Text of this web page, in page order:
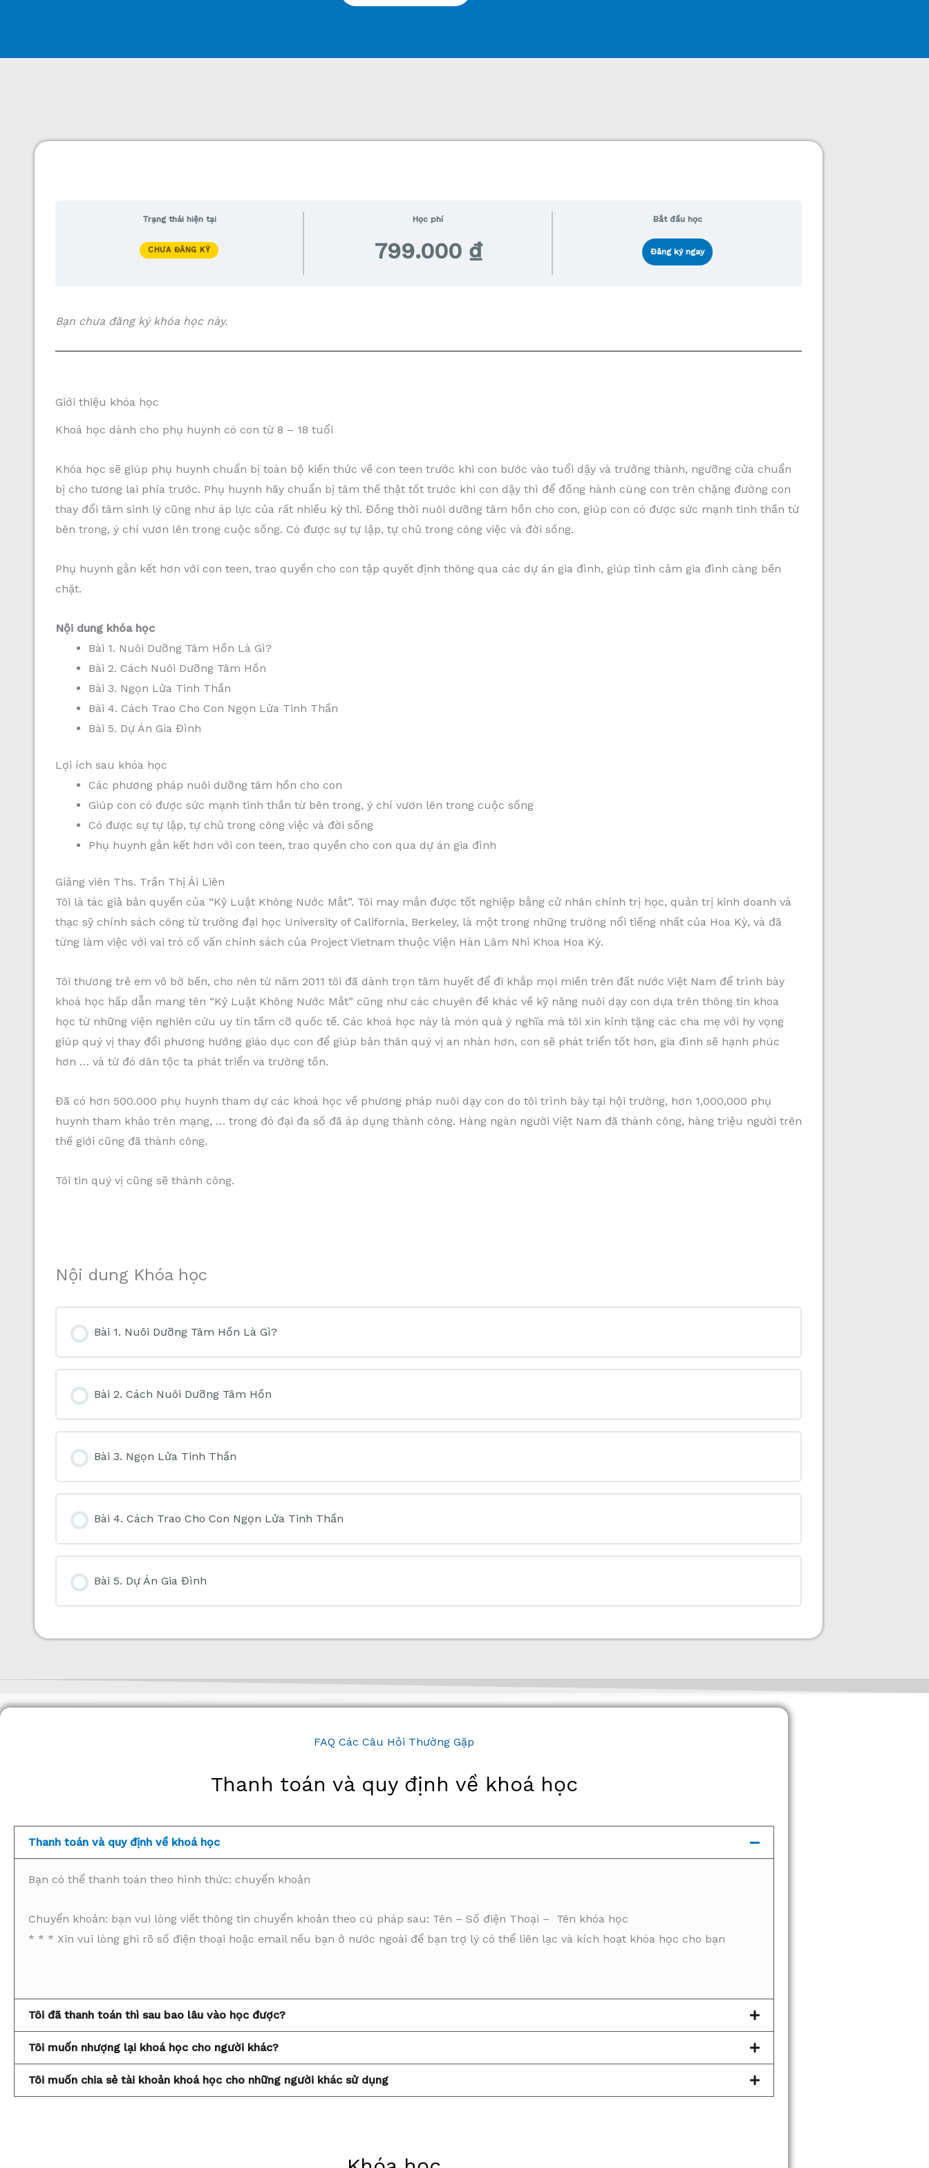
Trạng thái hiện tại
CHƯA ĐĂNG KÝ
Học phí
799.000 ₫
Bắt đầu học
Đăng ký ngay
Bạn chưa đăng ký khóa học này.
Giới thiệu khóa học
Khoá học dành cho phụ huynh có con từ 8 – 18 tuổi
Khóa học sẽ giúp phụ huynh chuẩn bị toàn bộ kiến thức về con teen trước khi con bước vào tuổi dậy và trưởng thành, ngưỡng cửa chuẩn
bị cho tương lai phía trước. Phụ huynh hãy chuẩn bị tâm thế thật tốt trước khi con dậy thì để đồng hành cùng con trên chặng đường con
thay đổi tâm sinh lý cũng như áp lực của rất nhiều kỳ thi. Đồng thời nuôi dưỡng tâm hồn cho con, giúp con có được sức mạnh tinh thần từ
bên trong, ý chí vươn lên trong cuộc sống. Có được sự tự lập, tự chủ trong công việc và đời sống.
Phụ huynh gắn kết hơn với con teen, trao quyền cho con tập quyết định thông qua các dự án gia đình, giúp tình cảm gia đình càng bền
chặt.
Nội dung khóa học
Bài 1. Nuôi Dưỡng Tâm Hồn Là Gì?
Bài 2. Cách Nuôi Dưỡng Tâm Hồn
Bài 3. Ngọn Lửa Tinh Thần
Bài 4. Cách Trao Cho Con Ngọn Lửa Tinh Thần
Bài 5. Dự Án Gia Đình
Lợi ích sau khóa học
Các phương pháp nuôi dưỡng tâm hồn cho con
Giúp con có được sức mạnh tinh thần từ bên trong, ý chí vươn lên trong cuộc sống
Có được sự tự lập, tự chủ trong công việc và đời sống
Phụ huynh gắn kết hơn với con teen, trao quyền cho con qua dự án gia đình
Giảng viên Ths. Trần Thị Ái Liên
Tôi là tác giả bản quyền của “Kỷ Luật Không Nước Mắt”. Tôi may mắn được tốt nghiệp bằng cử nhân chính trị học, quản trị kinh doanh và
thạc sỹ chính sách công từ trường đại học University of California, Berkeley, là một trong những trường nổi tiếng nhất của Hoa Kỳ, và đã
từng làm việc với vai trò cố vấn chính sách của Project Vietnam thuộc Viện Hàn Lâm Nhi Khoa Hoa Kỳ.
Tôi thương trẻ em vô bờ bến, cho nên từ năm 2011 tôi đã dành trọn tâm huyết để đi khắp mọi miền trên đất nước Việt Nam để trình bày
khoá học hấp dẫn mang tên “Kỷ Luật Không Nước Mắt” cũng như các chuyên đề khác về kỹ năng nuôi dạy con dựa trên thông tin khoa
học từ những viện nghiên cứu uy tín tầm cỡ quốc tế. Các khoá học này là món quà ý nghĩa mà tôi xin kính tặng các cha mẹ với hy vọng
giúp quý vị thay đổi phương hướng giáo dục con để giúp bản thân quý vị an nhàn hơn, con sẽ phát triển tốt hơn, gia đình sẽ hạnh phúc
hơn … và từ đó dân tộc ta phát triển va trường tồn.
Đã có hơn 500.000 phụ huynh tham dự các khoá học về phương pháp nuôi dạy con do tôi trình bày tại hội trường, hơn 1,000,000 phụ
huynh tham khảo trên mạng, … trong đó đại đa số đã áp dụng thành công. Hàng ngàn người Việt Nam đã thành công, hàng triệu người trên
thế giới cũng đã thành công.
Tôi tin quý vị cũng sẽ thành công.
Nội dung Khóa học
Bài 1. Nuôi Dưỡng Tâm Hồn Là Gì?
Bài 2. Cách Nuôi Dưỡng Tâm Hồn
Bài 3. Ngọn Lửa Tinh Thần
Bài 4. Cách Trao Cho Con Ngọn Lửa Tinh Thần
Bài 5. Dự Án Gia Đình
FAQ Các Câu Hỏi Thường Gặp
Thanh toán và quy định về khoá học
Thanh toán và quy định về khoá học
Bạn có thể thanh toán theo hình thức: chuyển khoản
Chuyển khoản: bạn vui lòng viết thông tin chuyển khoản theo cú pháp sau: Tên – Số điện Thoại – Tên khóa học
* * * Xin vui lòng ghi rõ số điện thoại hoặc email nếu bạn ở nước ngoài để bạn trợ lý có thể liên lạc và kích hoạt khóa học cho bạn
Tôi đã thanh toán thì sau bao lâu vào học được?
Tôi muốn nhượng lại khoá học cho người khác?
Tôi muốn chia sẻ tài khoản khoá học cho những người khác sử dụng